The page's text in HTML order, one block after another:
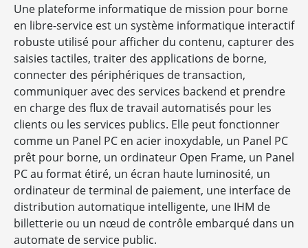
Une plateforme informatique de mission pour borne
en libre-service est un système informatique interactif
robuste utilisé pour afficher du contenu, capturer des
saisies tactiles, traiter des applications de borne,
connecter des périphériques de transaction,
communiquer avec des services backend et prendre
en charge des flux de travail automatisés pour les
clients ou les services publics. Elle peut fonctionner
comme un Panel PC en acier inoxydable, un Panel PC
prêt pour borne, un ordinateur Open Frame, un Panel
PC au format étiré, un écran haute luminosité, un
ordinateur de terminal de paiement, une interface de
distribution automatique intelligente, une IHM de
billetterie ou un nœud de contrôle embarqué dans un
automate de service public.